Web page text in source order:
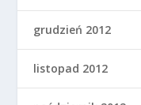
grudzień 2012
listopad 2012